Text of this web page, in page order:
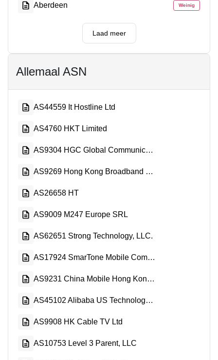
Aberdeen Weinig
Laad meer
Allemaal ASN
AS44559 It Hostline Ltd
AS4760 HKT Limited
AS9304 HGC Global Communications Limited
AS9269 Hong Kong Broadband Network Ltd.
AS26658 HT
AS9009 M247 Europe SRL
AS62651 Strong Technology, LLC.
AS17924 SmarTone Mobile Communications Ltd
AS9231 China Mobile Hong Kong Company Limited
AS45102 Alibaba US Technology Co., Ltd.
AS9908 HK Cable TV Ltd
AS10753 Level 3 Parent, LLC